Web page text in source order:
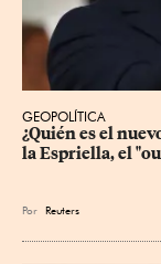
GEOPOLÍTICA
¿Quién es el
la Espriella, el
Por Reuters